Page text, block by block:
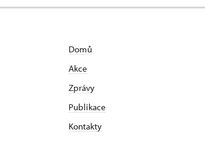
Domů
Akce
Zprávy
Publikace
Kontakty